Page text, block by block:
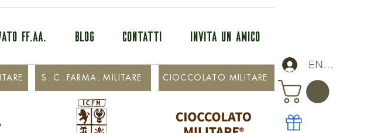
FF.AA. BLOG CONTATTI INVITA UN AMICO
CIOCCOLATO MILITARE
S. C. FARMA. MILITARE
ENTRA